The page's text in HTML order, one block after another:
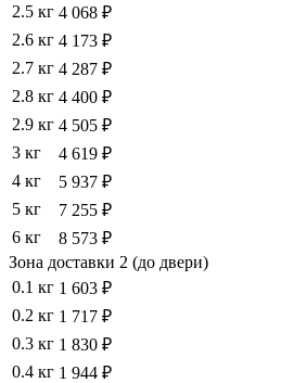
2.5 кг 4 068 ₽
2.6 кг 4 173 ₽
2.7 кг 4 287 ₽
2.8 кг 4 400 ₽
2.9 кг 4 505 ₽
3 кг
4 619 ₽
4 кг
5 937 ₽
5 кг
7 255 ₽
6 кг
8 573 ₽
Зона доставки 2 (до двери)
0.1 кг 1 603 ₽
0.2 кг 1 717 ₽
0.3 кг 1 830 ₽
0.4 кг 1 944 ₽